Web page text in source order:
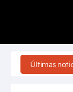
Últimas
y nuevas